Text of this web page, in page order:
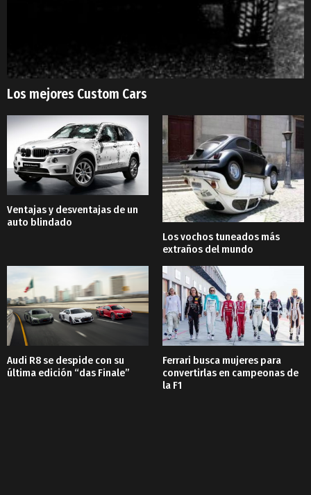
Los mejores Custom Cars
Ventajas y desventajas de un
auto blindado
Los vochos tuneados más
extraños del mundo
Audi R8 se despide con su
última edición “das Finale”
Ferrari busca mujeres para
convertirlas en campeonas de
la F1